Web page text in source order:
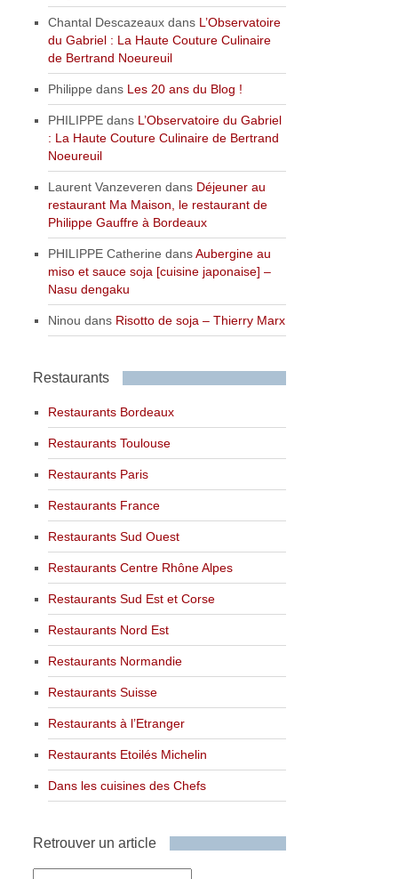
Chantal Descazeaux dans L’Observatoire
du Gabriel : La Haute Couture Culinaire
de Bertrand Noeureuil
Philippe dans Les 20 ans du Blog !
PHILIPPE dans L’Observatoire du Gabriel
: La Haute Couture Culinaire de Bertrand
Noeureuil
Laurent Vanzeveren dans Déjeuner au
restaurant Ma Maison, le restaurant de
Philippe Gauffre à Bordeaux
PHILIPPE Catherine dansAubergine au
miso et sauce soja [cuisine japonaise] –
Nasu dengaku
Ninou dans Risotto de soja – Thierry Marx
Restaurants
Restaurants Bordeaux
Restaurants Toulouse
Restaurants Paris
Restaurants France
Restaurants Sud Ouest
Restaurants Centre Rhône Alpes
Restaurants Sud Est et Corse
Restaurants Nord Est
Restaurants Normandie
Restaurants Suisse
Restaurants à l’Etranger
Restaurants Etoilés Michelin
Dans les cuisines des Chefs
Retrouver un article